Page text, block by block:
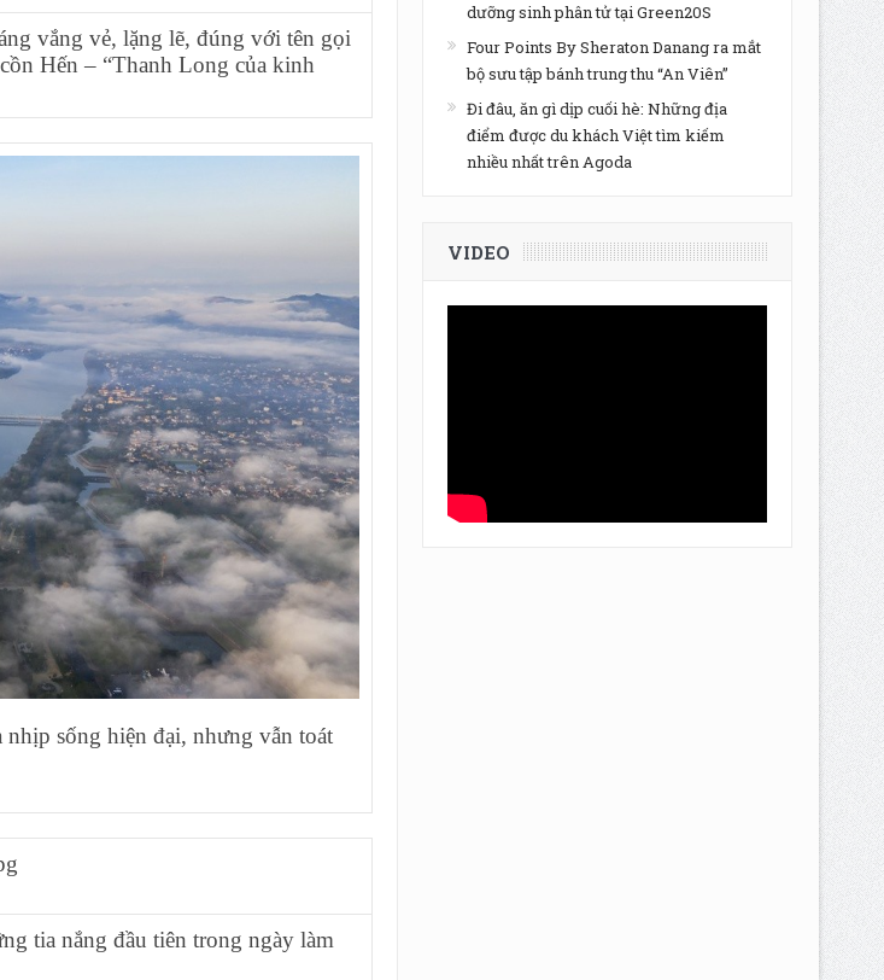
vắng vẻ, lặng lẽ, đúng với tên gọi
Hến – “Thanh Long của kinh
sống hiện đại, nhưng vẫn toát
tia nắng đầu tiên trong ngày làm
dưỡng sinh phân tử tại Green20S
Four Points By Sheraton Danang ra mắt
bộ sưu tập bánh trung thu “An Viên”
Đi đâu, ăn gì dịp cuối hè: Những địa
điểm được du khách Việt tìm kiếm
nhiều nhất trên Agoda
VIDEO